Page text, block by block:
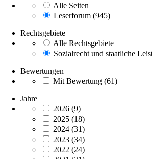
Alle Seiten
Leserforum (945)
Rechtsgebiete
Alle Rechtsgebiete
Sozialrecht und staatliche
Bewertungen
Mit Bewertung (61)
Jahre
2026 (9)
2025 (18)
2024 (31)
2023 (34)
2022 (24)